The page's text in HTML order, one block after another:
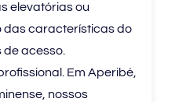
elevatórias ou
das características do
acesso.
Em Aperibé,
nossos